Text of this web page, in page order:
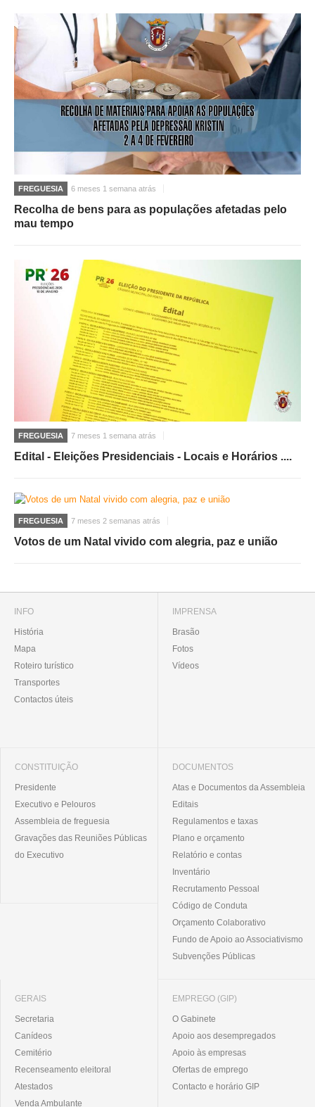
FREGUESIA 6 meses 1 semana atrás
Recolha de bens para as populações afetadas pelo
mau tempo
FREGUESIA 7 meses 1 semana atrás
Edital - Eleições Presidenciais - Locais e Horários ....
FREGUESIA 7 meses 2 semanas atrás
Votos de um Natal vivido com alegria, paz e união
INFO
História
Mapa
Roteiro turístico
Transportes
Contactos úteis
IMPRENSA
Brasão
Fotos
Vídeos
CONSTITUIÇÃO
Presidente
Executivo e Pelouros
Assembleia de freguesia
Gravações das Reuniões Públicas
do Executivo
DOCUMENTOS
Atas e Documentos da Assembleia
Editais
Regulamentos e taxas
Plano e orçamento
Relatório e contas
Inventário
Recrutamento Pessoal
Código de Conduta
Orçamento Colaborativo
Fundo de Apoio ao Associativismo
Subvenções Públicas
GERAIS
Secretaria
Canídeos
Cemitério
Recenseamento eleitoral
Atestados
Venda Ambulante
EMPREGO (GIP)
O Gabinete
Apoio aos desempregados
Apoio às empresas
Ofertas de emprego
Contacto e horário GIP